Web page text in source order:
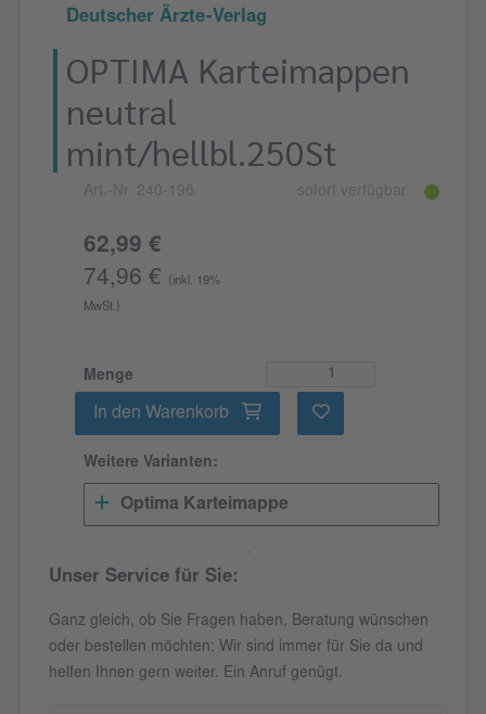
Deutscher Ärzte-Verlag
OPTIMA Karteimappen
neutral
mint/hellbl.250St
Art.-Nr. 240-196 sofort verfügbar
62,99 €
74,96 €
(inkl. 19%
MwSt.)
Menge
In den Warenkorb
Weitere Varianten:
Optima Karteimappe
Unser Service für Sie:
Ganz gleich, ob Sie Fragen haben, Beratung wünschen
oder bestellen möchten: Wir sind immer für Sie da und
helfen Ihnen gern weiter. Ein Anruf genügt.